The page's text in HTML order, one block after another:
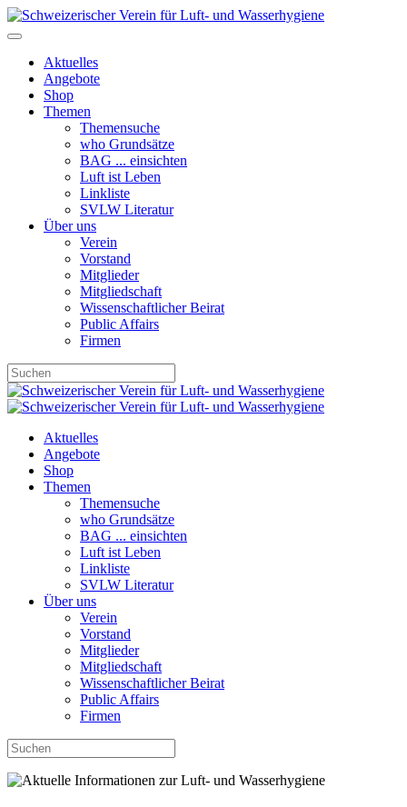
Aktuelles
Angebote
Shop
Themen
Themensuche
who Grundsätze
BAG ... einsichten
Luft ist Leben
Linkliste
SVLW Literatur
Über uns
Verein
Vorstand
Mitglieder
Mitgliedschaft
Wissenschaftlicher Beirat
Public Affairs
Firmen
Aktuelles
Angebote
Shop
Themen
Themensuche
who Grundsätze
BAG ... einsichten
Luft ist Leben
Linkliste
SVLW Literatur
Über uns
Verein
Vorstand
Mitglieder
Mitgliedschaft
Wissenschaftlicher Beirat
Public Affairs
Firmen